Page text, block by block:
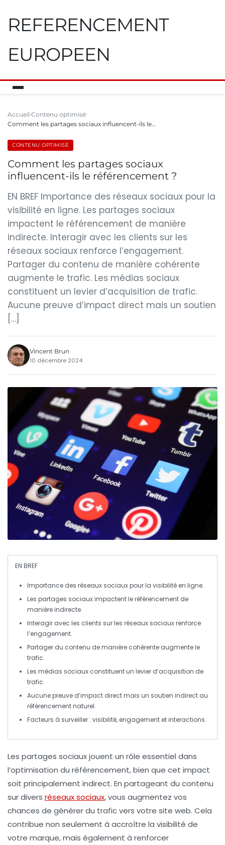
REFERENCEMENT
EUROPEEN
Accueil Contenu optimisé
Comment les partages sociaux influencent-ils le…
CONTENU OPTIMISÉ
Comment les partages sociaux
influencent-ils le référencement ?
EN BREF Importance des réseaux sociaux pour la
visibilité en ligne. Les partages sociaux
impactent le référencement de manière
indirecte. Interagir avec les clients sur les
réseaux sociaux renforce l’engagement.
Partager du contenu de manière cohérente
augmente le trafic. Les médias sociaux
constituent un levier d’acquisition de trafic.
Aucune preuve d’impact direct mais un soutien
[…]
Vincent Brun
10 décembre 2024
EN BREF
Importance des réseaux sociauxpour la visibilité en ligne.
Les partages sociauximpactent leréférencement de
manière indirecte.
Interagir avec les clients sur les réseaux sociauxrenforce
l’engagement.
Partager du contenu de manière cohérente augmente le
trafic.
Les médias sociaux constituent un levier d’acquisition de
trafic.
Aucune preuve d’impact direct mais un soutien indirect au
référencement naturel.
Facteurs à surveiller : visibilité, engagement etinteractions.
Les partages sociauxjouent un rôle essentiel dans
l’optimisation du référencement, bien que cet impact
soit principalement indirect. En partageant du contenu
sur divers réseaux sociaux, vous augmentez vos
chances de générer du traficvers votre site web. Cela
contribue non seulement à accroître la visibilité de
votre marque, mais également à renforcer